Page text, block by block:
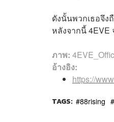
ดังนั้นพวกเธอจึง
หลังจากนี้ 4EVE
ภาพ:
อ้างอิง:
https://
TAGS: 88rising